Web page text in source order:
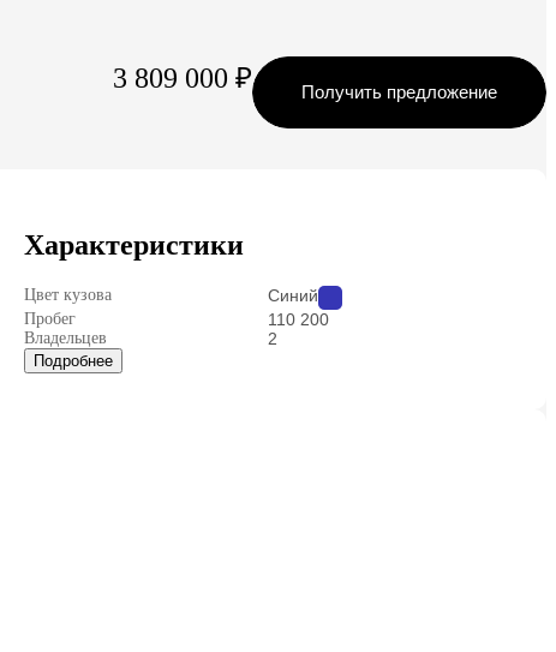
3 809 000 ₽ Получить предложение
Характеристики
Цвет кузова Синий
Пробег 110 200
Владельцев 2
Подробнее